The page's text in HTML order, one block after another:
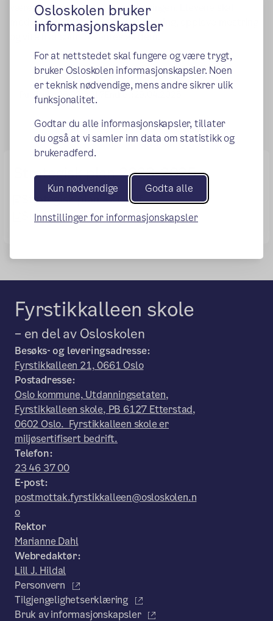
Osloskolen bruker
informasjonskapsler
For at nettstedet skal fungere og være trygt,
bruker Osloskolen informasjonskapsler. Noen
er teknisk nødvendige, mens andre sikrer ulik
funksjonalitet.
Godtar du alle informasjonskapsler, tillater
du også at vi samler inn data om statistikk og
brukeradferd.
Kun nødvendige Godta alle
Innstillinger for informasjonskapsler
være en integrert del av opplæringen. Elevene skal
medvirke, reflektere over egen læring, oppleve mestring
og vite hva som forventes av dem.
Publisert:25.08.2017 Endret:
Strategisk plan 2023-2025
Strategisk plan F21.pdf
Strategisk plan vgs.pdf
Fyrstikkalleen skole
– en del av Osloskolen
Besøks- og leveringsadresse:
Fyrstikkalleen 21, 0661 Oslo
Postadresse:
Oslo kommune, Utdanningsetaten,
Fyrstikkalleen skole, PB 6127 Etterstad,
0602 Oslo. Fyrstikkalleen skole er
miljøsertifisert bedrift.
Telefon:
23 46 37 00
E-post:
postmottak.fyrstikkalleen@osloskolen.n
o
Rektor
Marianne Dahl
Webredaktør:
Lill J. Hildal
Personvern
Tilgjengelighetserklæring
Bruk av informasjonskapsler